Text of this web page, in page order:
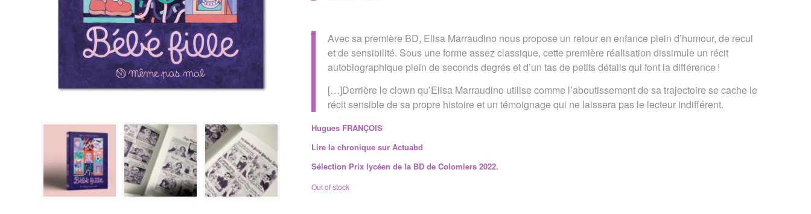
Avec sa première BD, Elisa Marraudino nous propose un retour en enfance plein d’humour, de recul
et de sensibilité. Sous une forme assez classique, cette première réalisation dissimule un récit
autobiographique plein de seconds degrés et d’un tas de petits détails qui font la différence !
[…]Derrière le clown qu’Elisa Marraudino utilise comme l’aboutissement de sa trajectoire se cache le
récit sensible de sa propre histoire et un témoignage qui ne laissera pas le lecteur indifférent.
Hugues FRANÇOIS
Lire la chronique sur Actuabd
Sélection Prix lycéen de la BD de Colomiers 2022.
Out of stock